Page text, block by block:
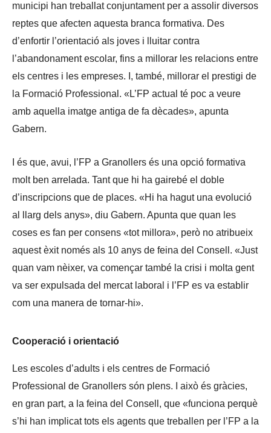
municipi han treballat conjuntament per a assolir diversos
reptes que afecten aquesta branca formativa. Des
d’enfortir l’orientació als joves i lluitar contra
l’abandonament escolar, fins a millorar les relacions entre
els centres i les empreses. I, també, millorar el prestigi de
la Formació Professional. «L’FP actual té poc a veure
amb aquella imatge antiga de fa dècades», apunta
Gabern.
I és que, avui, l’FP a Granollers és una opció formativa
molt ben arrelada. Tant que hi ha gairebé el doble
d’inscripcions que de places. «Hi ha hagut una evolució
al llarg dels anys», diu Gabern. Apunta que quan les
coses es fan per consens «tot millora», però no atribueix
aquest èxit només als 10 anys de feina del Consell. «Just
quan vam nèixer, va començar també la crisi i molta gent
va ser expulsada del mercat laboral i l’FP es va establir
com una manera de tornar-hi».
Cooperació i orientació
Les escoles d’adults i els centres de Formació
Professional de Granollers són plens. I això és gràcies,
en gran part, a la feina del Consell, que «funciona perquè
s’hi han implicat tots els agents que treballen per l’FP a la